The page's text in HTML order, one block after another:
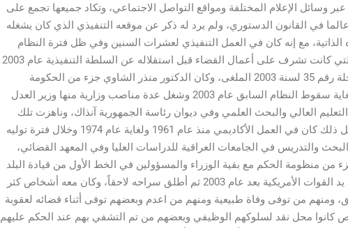
وسائل الإعلام المختلفة ومواقع التواصل الاجتماعي، وتكاد جميعها تجمع على
في القانون الدستوري، ولم يرد له ذكر عن موقعه التنفيذي الذي كان يشغله
مع إنه كان في العمل التنفيذي لعشرات السنين وفي ظل فترة النظام
السابق، ومنها في وزارة العدل التي كانت تشرف على أعمال القضاء قبل استقلاله عن السلطة التنفيذية عام 2003
بموجب أمر سلطة الائتلاف المنحلة رقم 35 لسنة 2003 الملغى، وكان الدكتور منذر الشاوي جزء من الحكومة
العراقية للفترة من عام 1974 ولغاية سقوط النظام السابق عام 2003 وشغل عدة مناصب وزارية منها وزير العدل
العالي والبحث العلمي وفي ديوان رئاسة الجمهورية آنذاك، وناهزت تلك
الفترة العشرون عاماً ونيف ، وقبل ذلك كان في العمل الأكاديمي منذ عام 1961 ولغاية عام 1974 وخلال فترة توليه
والتدريس في الجامعات العراقية للدراسات العليا وفي المعهد القضائي،
من منظومة الحكم مع بقية الوزراء والمسؤولين في الخط الأول من قيادة البلد
آنذاك، وتعرض إلى الاعتقال على يد القوات الأمريكية بعد عام 2003 ثم أطلق سراحه لاحقاً، وكان معه أشخاص كثر
ومنهم من توفى وفاة طبيعية ومنهم من اعدم وبعضهم توفى أثناء قضائه لعقوبة
كانوا محل نقد لسلوكهم الوظيفي وبعضهم من تم التشفي بهم عند الحكم عليهم